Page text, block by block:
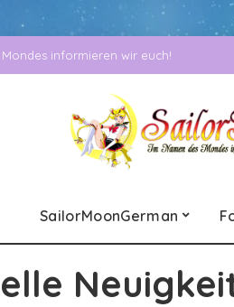
informieren wir euch!
SailorMoonGerman